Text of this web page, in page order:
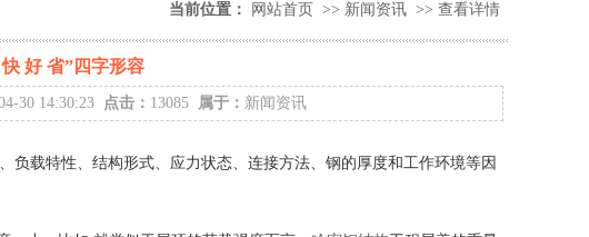
当前位置： 网站首页 >> 新闻资讯 >> 查看详情
好 省”四字形容
30 14:30:23 点击： 13085 属于： 新闻资讯
载特性、结构形式、应力状态、连接方法、钢的厚度和工作环境等因